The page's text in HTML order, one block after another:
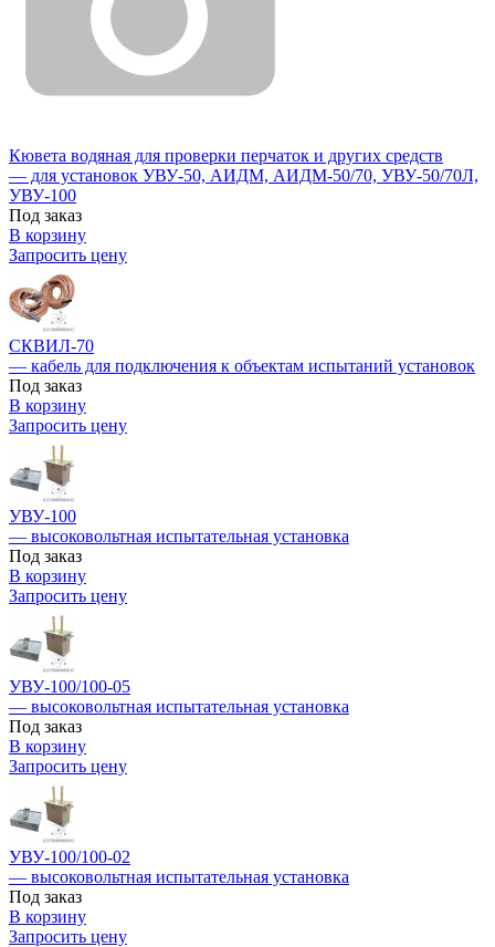
Кювета водяная для проверки перчаток и других средств
— для установок УВУ-50, АИДМ, АИДМ-50/70, УВУ-50/70Л,
УВУ-100
Под заказ
В корзину
Запросить цену
СКВИЛ-70
— кабель для подключения к объектам испытаний установок
Под заказ
В корзину
Запросить цену
УВУ-100
— высоковольтная испытательная установка
Под заказ
В корзину
Запросить цену
УВУ-100/100-05
— высоковольтная испытательная установка
Под заказ
В корзину
Запросить цену
УВУ-100/100-02
— высоковольтная испытательная установка
Под заказ
В корзину
Запросить цену